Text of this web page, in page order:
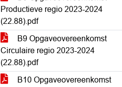
Productieve regio 2023-2024
(22.88).pdf
B9 Opgaveovereenkomst
Circulaire regio 2023-2024
(22.88).pdf
B10 Opgaveovereenkomst